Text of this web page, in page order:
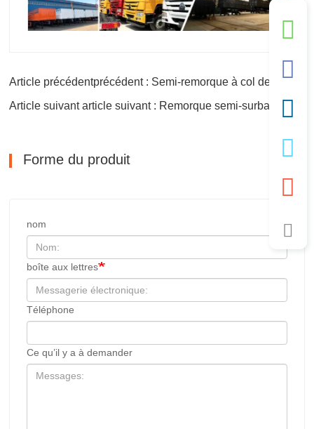
Forme du produit
nom
boîte aux lettres
Téléphone
Ce qu’il y a à demander